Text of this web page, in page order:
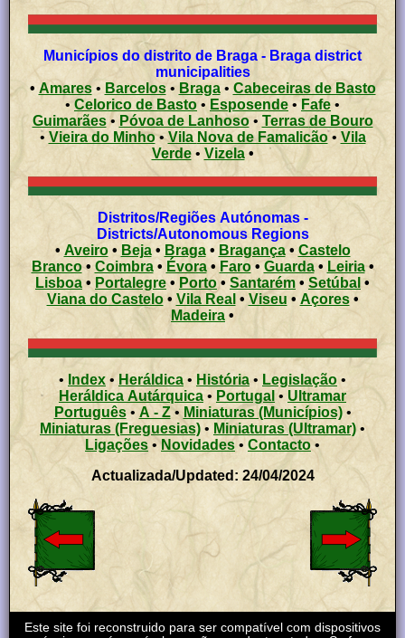
Municípios do distrito de Braga - Braga district
municipalities
• Amares• Barcelos• Braga• Cabeceiras de Basto
•
Celorico de Basto • Esposende • Fafe •
Guimarães• Póvoa de Lanhoso•
Terras de Bouro
• Vieira do Minho• Vila Nova de Famalicão• Vila
Verde• Vizela•
Distritos/Regiões Autónomas -
Districts/Autonomous Regions
• Aveiro• Beja• Braga• Bragança• Castelo
Branco•Coimbra• Évora• Faro•Guarda• Leiria•
Lisboa •Portalegre • Porto • Santarém • Setúbal •
Viana do Castelo• Vila Real • Viseu • Açores •
Madeira •
• Index • Heráldica • História • Legislação •
Heráldica Autárquica • Portugal • Ultramar
Português• A - Z• Miniaturas (Municípios)•
Miniaturas (Freguesias) • Miniaturas (Ultramar) •
Ligações •Novidades •Contacto •
Actualizada/Updated: 24/04/2024
Este site foi reconstruido para ser compatível com dispositivos